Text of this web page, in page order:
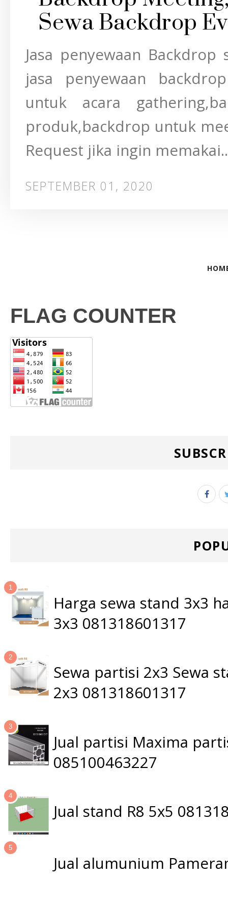
Sewa Backdrop
Jasa penyewaan
jasa penyewaan
untuk acara
produk,backdrop untuk
Request jika ingin
SEPTEMBER 01, 2020
FLAG COUNTER
Harga sewa stand 3x3
3x3 081318601317
Sewa partisi 2x3 Sewa
2x3 081318601317
Jual partisi Maxima
085100463227
Jual stand R8 5x5
Jual alumunium